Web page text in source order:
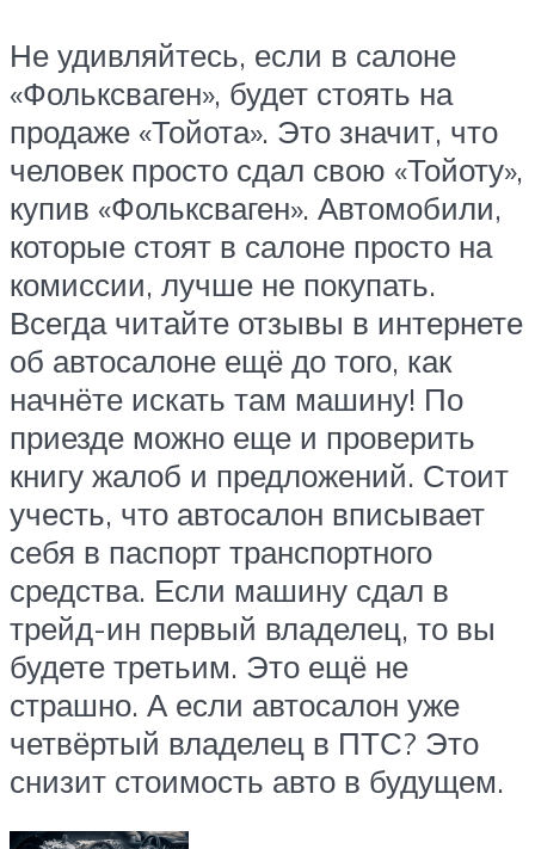
Не удивляйтесь, если в салоне
«Фольксваген», будет стоять на
продаже «Тойота». Это значит, что
человек просто сдал свою «Тойоту»,
купив «Фольксваген». Автомобили,
которые стоят в салоне просто на
комиссии, лучше не покупать.
Всегда читайте отзывы в интернете
об автосалоне ещё до того, как
начнёте искать там машину! По
приезде можно еще и проверить
книгу жалоб и предложений. Стоит
учесть, что автосалон вписывает
себя в паспорт транспортного
средства. Если машину сдал в
трейд-ин первый владелец, то вы
будете третьим. Это ещё не
страшно. А если автосалон уже
четвёртый владелец в ПТС? Это
снизит стоимость авто в будущем.